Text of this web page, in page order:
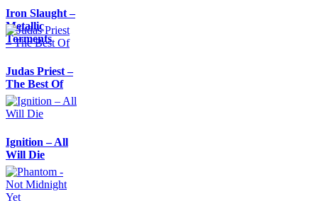
Iron Slaught –
Metallic
Torments
Judas Priest –
The Best Of
Ignition – All
Will Die